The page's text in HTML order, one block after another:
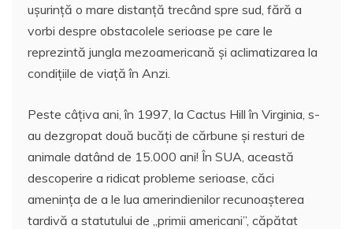
uşurinţă o mare distanţă trecând spre sud, fără a
vorbi despre obstacolele serioase pe care le
reprezintă jungla mezoamericană şi aclimatizarea la
condiţiile de viaţă în Anzi.
Peste câţiva ani, în 1997, la Cactus Hill în Virginia, s-
au dezgropat două bucăţi de cărbune şi resturi de
animale datând de 15.000 ani! În SUA, această
descoperire a ridicat probleme serioase, căci
ameninţa de a le lua amerindienilor recunoaşterea
tardivă a statutului de „primii americani”, căpătat